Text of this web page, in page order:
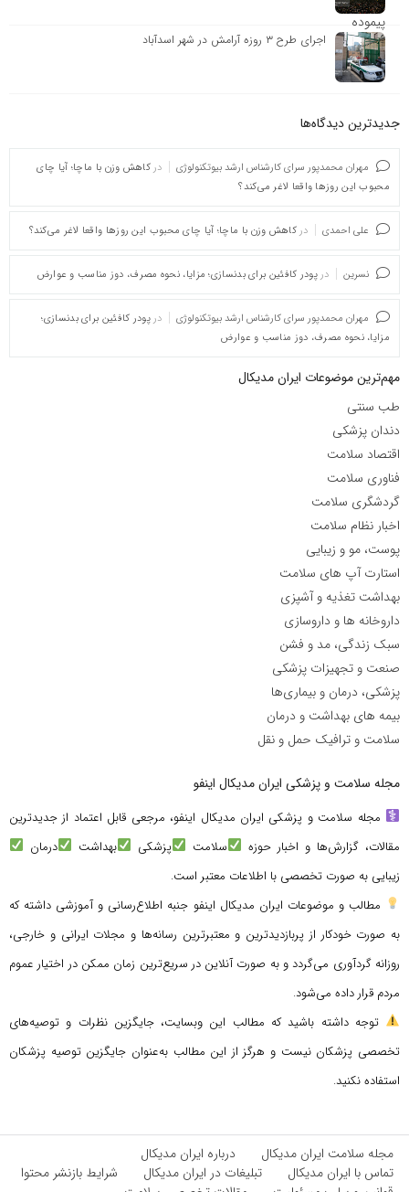
اجرای طرح ۳ روزه آرامش در شهر اسدآباد
جدیدترین دیدگاه‌‌ها
مهران محمدپور سرای کارشناس ارشد بیوتکنولوژی در کاهش وزن با ماچا؛ آیا چای
محبوب این روزها واقعا لاغر می‌کند؟
علی احمدی در کاهش وزن با ماچا؛ آیا چای محبوب این روزها واقعا لاغر می‌کند؟
نسرین در پودر کافئین برای بدنسازی؛ مزایا، نحوه مصرف، دوز مناسب و عوارض
مهران محمدپور سرای کارشناس ارشد بیوتکنولوژی در پودر کافئین برای بدنسازی؛
مزایا، نحوه مصرف، دوز مناسب و عوارض
مهم‌ترین موضوعات ایران مدیکال
طب سنتی
دندان پزشکی
اقتصاد سلامت
فناوری سلامت
گردشگری سلامت
اخبار نظام سلامت
پوست، مو و زیبایی
استارت آپ های سلامت
بهداشت تغذیه و آشپزی
داروخانه ها و داروسازی
سبک زندگی، مد و فشن
صنعت و تجهیزات پزشکی
پزشکی، درمان و بیماری‌ها
بیمه های بهداشت و درمان
سلامت و ترافیک حمل و نقل
مجله سلامت و پزشکی ایران مدیکال اینفو
مجله سلامت و پزشکی ایران مدیکال اینفو، مرجعی قابل اعتماد از جدیدترین
مقالات، گزارش‌ها و اخبار حوزه
سلامت پزشکی بهداشت
درمان
زیبایی به صورت تخصصی با اطلاعات معتبر است.
مطالب و موضوعات ایران مدیکال اینفو جنبه اطلاع‌رسانی و آموزشی داشته که
به صورت خودکار از پربازدیدترین و معتبرترین رسانه‌ها و مجلات ایرانی و خارجی،
روزانه گردآوری می‌گردد و به صورت آنلاین در سریع‌ترین زمان ممکن در اختیار عموم
مردم قرار داده می‌شود.
توجه داشته باشید که مطالب این وبسایت، جایگزین نظرات و توصیه‌های
تخصصی پزشکان نیست و هرگز از این مطالب به‌عنوان جایگزین توصیه پزشکان
استفاده نکنید.
مجله سلامت ایران مدیکال
درباره ایران مدیکال
تماس با ایران مدیکال
تبلیغات در ایران مدیکال
شرایط بازنشر محتوا